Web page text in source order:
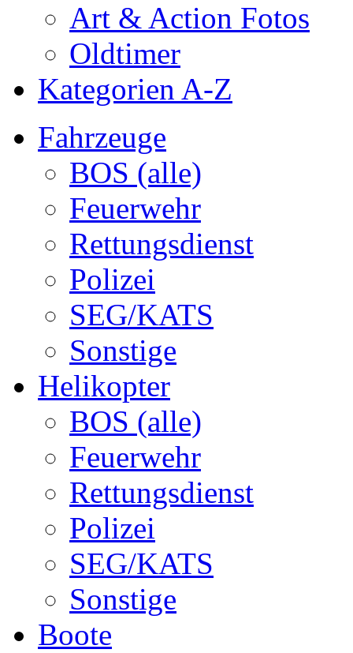
Art & Action Fotos
Oldtimer
Kategorien A-Z
Fahrzeuge
BOS (alle)
Feuerwehr
Rettungsdienst
Polizei
SEG/KATS
Sonstige
Helikopter
BOS (alle)
Feuerwehr
Rettungsdienst
Polizei
SEG/KATS
Sonstige
Boote